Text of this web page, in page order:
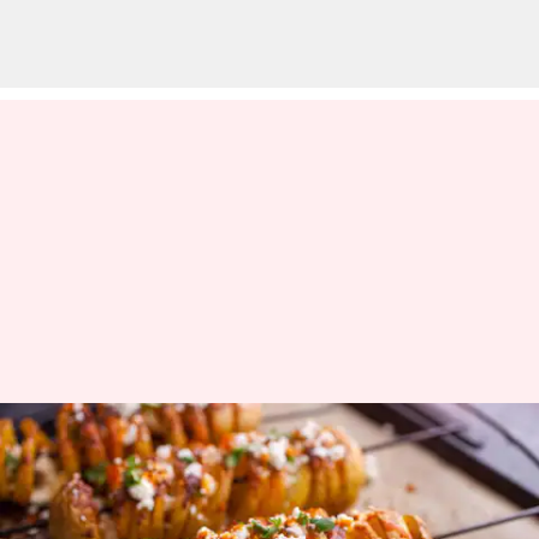
घर पर बेहद आसानी से बनाया जा
सकता है स्वादिष्ट और क्रिस्पी स्पाइरल
आलू